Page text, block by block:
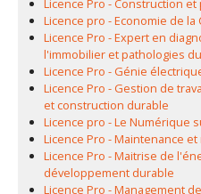
Licence Pro - Construction
Licence pro - Economie de la
Licence Pro - Expert en
l'immobilier et pathologies
Licence Pro - Génie
Licence Pro - Gestion de
et construction durable
Licence pro - Le Numérique
Licence Pro - Maintenance
Licence Pro - Maitrise de
développement durable
Licence Pro - Management